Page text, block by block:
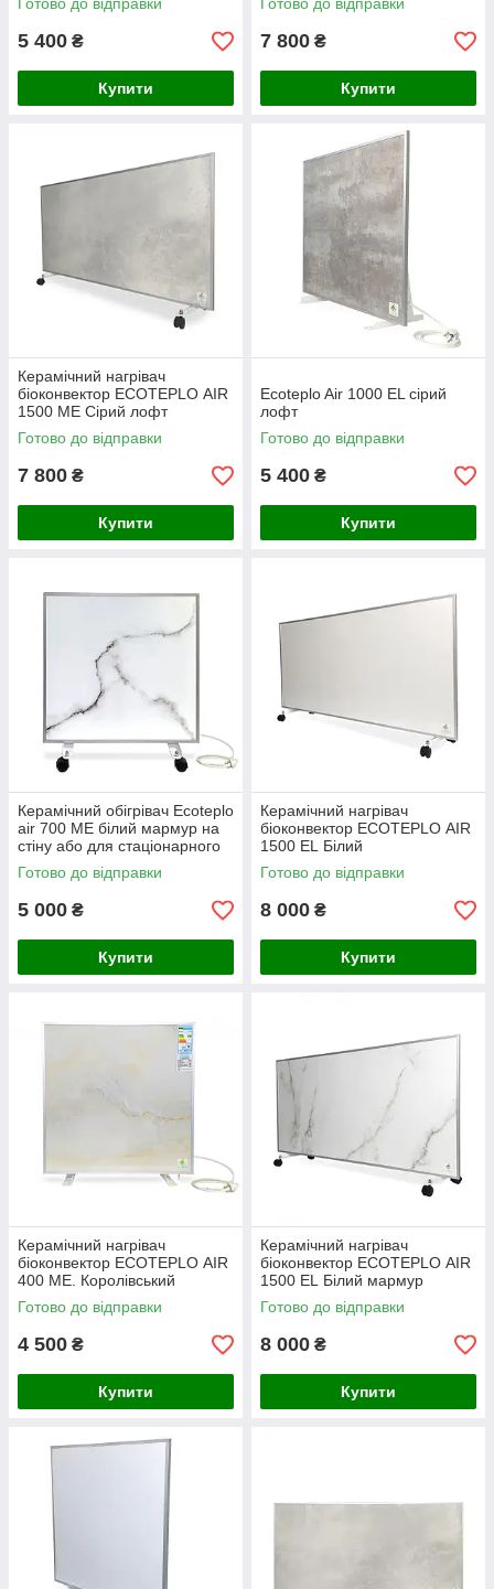
5 400 ₴
Купити
7 800 ₴
Купити
Керамічний нагрівач
біоконвектор ECOTEPLO AIR
1500 ME Сірий лофт
Готово до відправки
7 800 ₴
Купити
Ecoteplo Air 1000 EL сірий
лофт
Готово до відправки
5 400 ₴
Купити
Керамічний обігрівач Ecoteplo
air 700 МЕ білий мармур на
стіну або для стаціонарного
використання
Готово до відправки
5 000 ₴
Купити
Керамічний нагрівач
біоконвектор ECOTEPLO AIR
1500 EL Білий
Готово до відправки
8 000 ₴
Купити
Керамічний нагрівач
біоконвектор ECOTEPLO AIR
400 ME. Королівський
мармур
Готово до відправки
4 500 ₴
Купити
Керамічний нагрівач
біоконвектор ECOTEPLO AIR
1500 EL Білий мармур
Готово до відправки
8 000 ₴
Купити